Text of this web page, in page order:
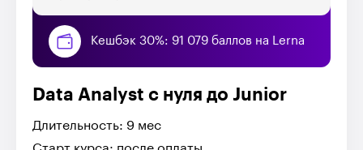
Кешбэк 30%: 91 079 баллов на Lerna
Data Analyst с нуля до Junior
Длительность: 9 мес